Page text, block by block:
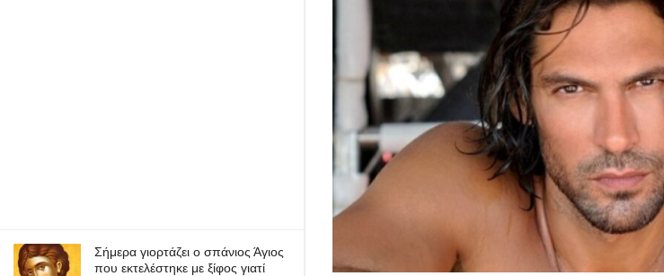
Σήμερα γιορτάζει ο σπάνιος Άγιος
που εκτελέστηκε με ξίφος γιατί